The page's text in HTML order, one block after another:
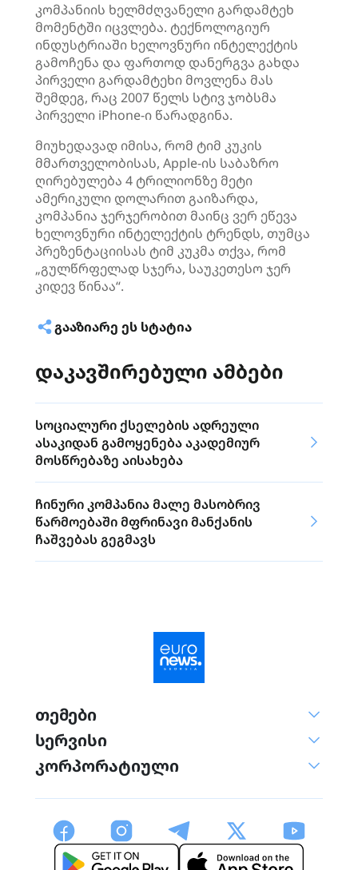
კომპანიის ხელმძღვანელი გარდამტეხ
მომენტში იცვლება. ტექნოლოგიურ
ინდუსტრიაში ხელოვნური ინტელექტის
გამოჩენა და ფართოდ დანერგვა გახდა
პირველი გარდამტეხი მოვლენა მას
შემდეგ, რაც 2007 წელს სტივ ჯობსმა
პირველი iPhone-ი წარადგინა.
მიუხედავად იმისა, რომ ტიმ კუკის
მმართველობისას, Apple-ის საბაზრო
ღირებულება 4 ტრილიონზე მეტი
ამერიკული დოლარით გაიზარდა,
კომპანია ჯერჯერობით მაინც ვერ ეწევა
ხელოვნური ინტელექტის ტრენდს, თუმცა
პრეზენტაციისას ტიმ კუკმა თქვა, რომ
„გულწრფელად სჯერა, საუკეთესო ჯერ
კიდევ წინაა“.
ᲒᲐᲐᲖᲘᲐᲠᲔ ᲔᲡ ᲡᲢᲐᲢᲘᲐ
დაკავშირებული ამბები
სოციალური ქსელების ადრეული
ასაკიდან გამოყენება აკადემიურ
მოსწრებაზე აისახება
ჩინური კომპანია მალე მასობრივ
წარმოებაში მფრინავი მანქანის
ჩაშვებას გეგმავს
თემები
სერვისი
კორპორატიული